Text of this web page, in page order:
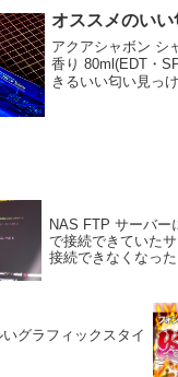
オススメのいい
アクアシャボン シ
香り 80ml(EDT・
きるいい匂い見っ
NAS FTP サーバー
で接続できていた
接続できなくなった
グラフィックスタイ